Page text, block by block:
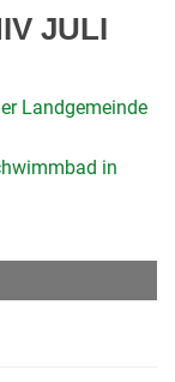
JULI
Landgemeinde
in